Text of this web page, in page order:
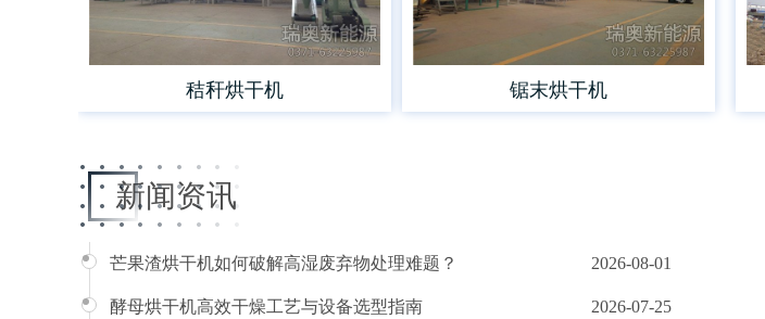
秸秆烘干机 锯末烘干机
新闻资讯
芒果渣烘干机如何破解高湿废弃物处理难题？ 2026-08-01
酵母烘干机高效干燥工艺与设备选型指南 2026-07-25